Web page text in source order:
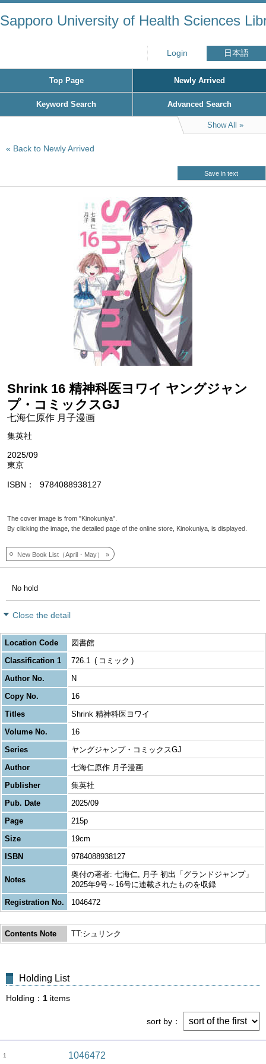
Sapporo University of Health Sciences
Login 日本語
Top Page Newly Arrived
Keyword Search Advanced Search
Show All
Back to Newly Arrived
Save in text
Shrink 16 精神科医ヨワイ ヤングジャン
プ・コミックスGJ
七海仁原作 月子漫画
集英社
2025/09
東京
ISBN 9784088938127
The cover image is from "Kinokuniya".
By clicking the image, the detailed page of the online store, Kinokuniya, is displayed.
New Book List（April・May）
No hold
Close the detail
Location Code
図書館
Classification 1
726.1
コミック
Author No.
N
Copy No.
16
Titles
Shrink 精神科医ヨワイ
Volume No.
16
Series
ヤングジャンプ・コミックスGJ
Author
七海仁原作 月子漫画
Publisher
集英社
Pub. Date
2025/09
Page
215p
Size
19cm
ISBN
9784088938127
Notes
奥付の著者: 七海仁, 月子 初出「グランドジャンプ」
2025年9号～16号に連載されたものを収録
Registration No.
1046472
Contents Note TT:シュリンク
Holding List
Holding 1 items
sort by
1 1046472